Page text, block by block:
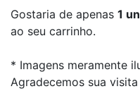
Gostaria de apenas 1
ao seu carrinho.
* Imagens meramente
Agradecemos sua